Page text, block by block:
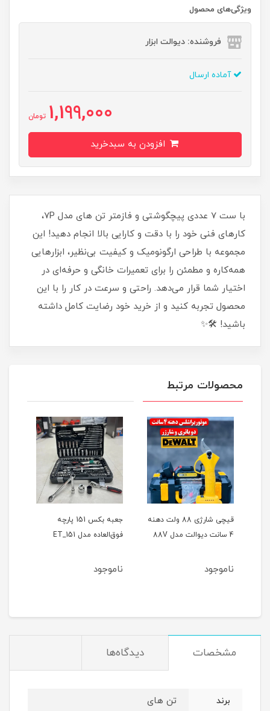
ویژگی‌های محصول
فروشنده: دیوالت ابزار
آماده ارسال
1,199,000 تومان
با ست 7 عددی پیچگوشتی و فازمتر تن های مدل 7P،
کارهای فنی خود را با دقت و کارایی بالا انجام دهید! این
مجموعه با طراحی ارگونومیک و کیفیت بی‌نظیر، ابزارهایی
همه‌کاره و مطمئن را برای تعمیرات خانگی و حرفه‌ای در
اختیار شما قرار می‌دهد. راحتی و سرعت در کار را با این
محصول تجربه کنید و از خرید خود رضایت کامل داشته
باشید! 🛠️✨
محصولات مرتبط
قیچی شارژی 88 ولت دهنه
4 سانت دیوالت مدل 88V
ناموجود
جعبه بکس 151 پارچه
فوق‌العاده مدل ET_151
ناموجود
مشخصات دیدگاه‌ها
برند تن های